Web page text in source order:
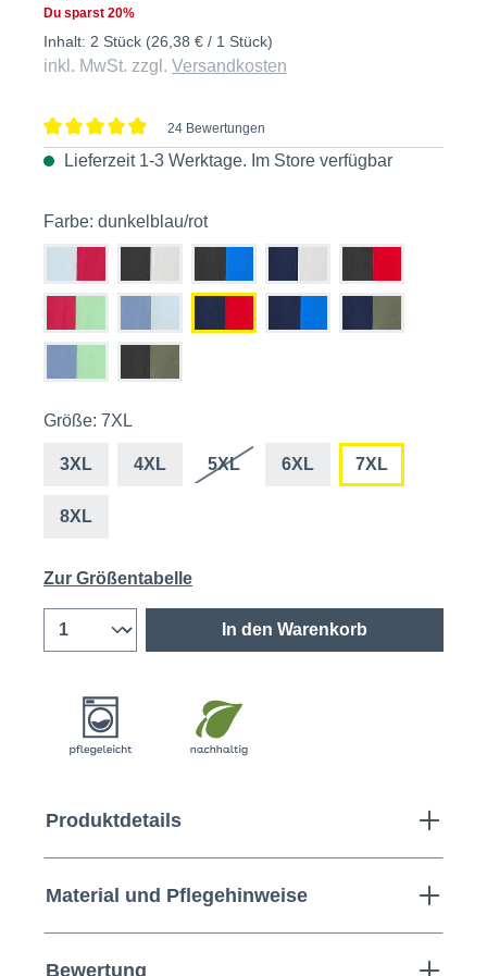
Du sparst 20%
Inhalt: 2 Stück (26,38 € / 1 Stück)
inkl. MwSt. zzgl. Versandkosten
Durchschnittliche Bewertung von 4.8 von 5 Sternen
24 Bewertungen
Lieferzeit 1-3 Werktage. Im Store verfügbar
Farbe: dunkelblau/rot
Größe: 7XL
3XL 4XL 5XL 6XL 7XL
8XL
Zur Größentabelle
In den Warenkorb
Produktdetails
Material und Pflegehinweise
Bewertung